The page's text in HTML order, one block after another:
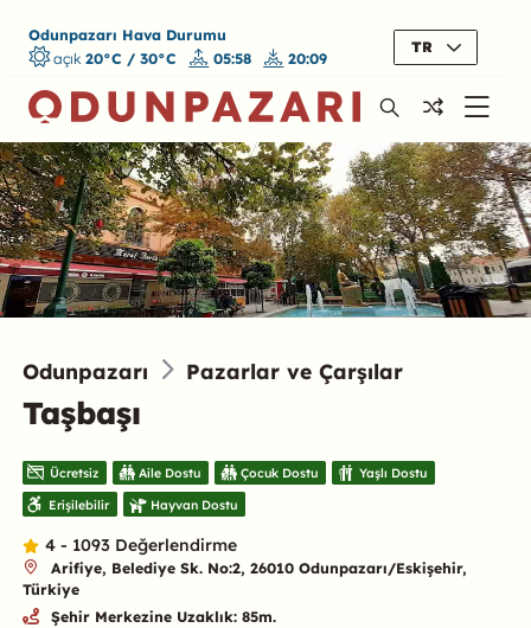
Odunpazarı Hava Durumu
açık 20°C / 30°C 05:58 20:09
TR
Odunpazarı Pazarlar ve Çarşılar
Taşbaşı
Ücretsiz Aile Dostu Çocuk Dostu
Yaşlı Dostu
Erişilebilir
Hayvan Dostu
4 - 1093 Değerlendirme
Arifiye, Belediye Sk. No:2, 26010 Odunpazarı/Eskişehir,
Türkiye
Şehir Merkezine Uzaklık: 85m.